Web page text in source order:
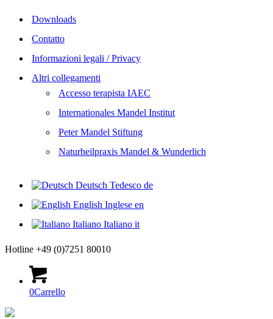
Downloads
Contatto
Informazioni legali / Privacy
Altri collegamenti
Accesso terapista IAEC
Internationales Mandel Institut
Peter Mandel Stiftung
Naturheilpraxis Mandel & Wunderlich
Deutsch Tedesco de
English Inglese en
Italiano Italiano it
Hotline +49 (0)7251 80010
0Carrello